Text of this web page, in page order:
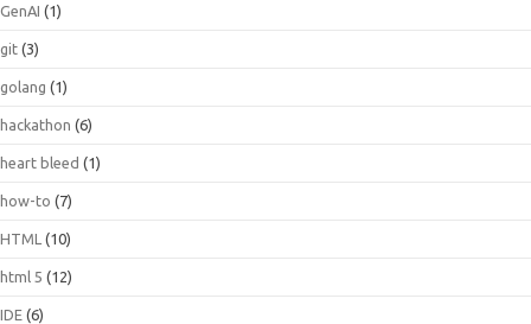
GenAI (1)
git (3)
golang (1)
hackathon (6)
heart bleed (1)
how-to (7)
HTML (10)
html 5 (12)
IDE (6)